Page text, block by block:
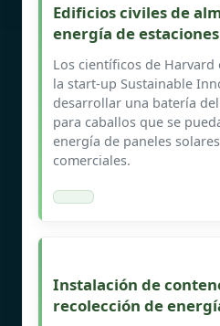
Edificios civiles de
energía de
Los científicos de
la start-up Sustainable
desarrollar una batería
para caballos que se
energía de paneles
comerciales.
Instalación de
recolección de